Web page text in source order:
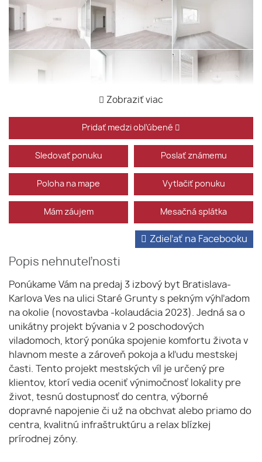
Zobraziť viac
Pridať medzi obľúbené
Sledovať ponuku Poslať známemu
Poloha na mape Vytlačiť ponuku
Mám záujem Mesačná splátka
Popis nehnuteľnosti
Zdieľať na Facebooku
Ponúkame Vám na predaj 3 izbový byt Bratislava-
Karlova Ves na ulici Staré Grunty s pekným výhľadom
na okolie (novostavba -kolaudácia 2023). Jedná sa o
unikátny projekt bývania v 2 poschodových
viladomoch, ktorý ponúka spojenie komfortu života v
hlavnom meste a zároveň pokoja a kľudu mestskej
časti. Tento projekt mestských víl je určený pre
klientov, ktorí vedia oceniť výnimočnosť lokality pre
život, tesnú dostupnosť do centra, výborné
dopravné napojenie či už na obchvat alebo priamo do
centra, kvalitnú infraštruktúru a relax blízkej
prírodnej zóny.